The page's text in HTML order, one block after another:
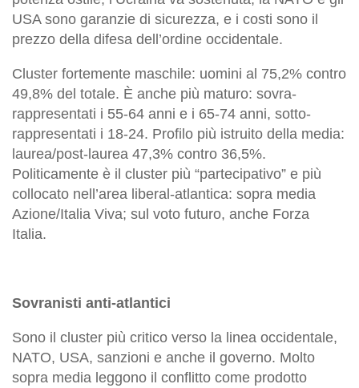
USA sono garanzie di sicurezza, e i costi sono il
prezzo della difesa dell’ordine occidentale.
Cluster fortemente maschile: uomini al 75,2% contro
49,8% del totale. È anche più maturo: sovra-
rappresentati i 55-64 anni e i 65-74 anni, sotto-
rappresentati i 18-24. Profilo più istruito della media:
laurea/post-laurea 47,3% contro 36,5%.
Politicamente è il cluster più “partecipativo” e più
collocato nell’area liberal-atlantica: sopra media
Azione/Italia Viva; sul voto futuro, anche Forza
Italia.
Sovranisti anti-atlantici
Sono il cluster più critico verso la linea occidentale,
NATO, USA, sanzioni e anche il governo. Molto
sopra media leggono il conflitto come prodotto